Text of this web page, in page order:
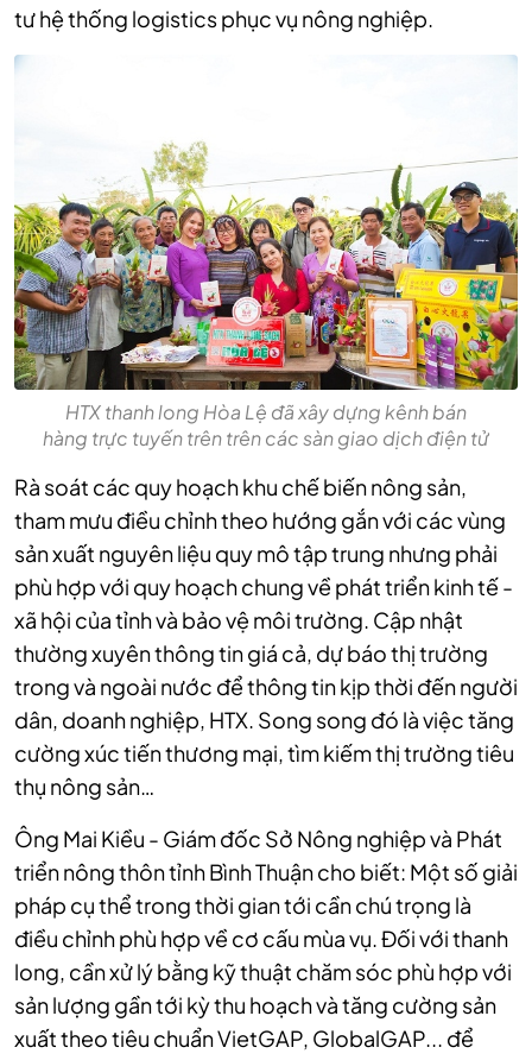
tư hệ thống logistics phục vụ nông nghiệp.
HTX thanh long Hòa Lệ đã xây dựng kênh bán
hàng trực tuyến trên trên các sàn giao dịch điện tử
Rà soát các quy hoạch khu chế biến nông sản,
tham mưu điều chỉnh theo hướng gắn với các vùng
sản xuất nguyên liệu quy mô tập trung nhưng phải
phù hợp với quy hoạch chung về phát triển kinh tế -
xã hội của tỉnh và bảo vệ môi trường. Cập nhật
thường xuyên thông tin giá cả, dự báo thị trường
trong và ngoài nước để thông tin kịp thời đến người
dân, doanh nghiệp, HTX. Song song đó là việc tăng
cường xúc tiến thương mại, tìm kiếm thị trường tiêu
thụ nông sản…
Ông Mai Kiều - Giám đốc Sở Nông nghiệp và Phát
triển nông thôn tỉnh Bình Thuận cho biết: Một số giải
pháp cụ thể trong thời gian tới cần chú trọng là
điều chỉnh phù hợp về cơ cấu mùa vụ. Đối với thanh
long, cần xử lý bằng kỹ thuật chăm sóc phù hợp với
sản lượng gần tới kỳ thu hoạch và tăng cường sản
xuất theo tiêu chuẩn VietGAP, GlobalGAP... để